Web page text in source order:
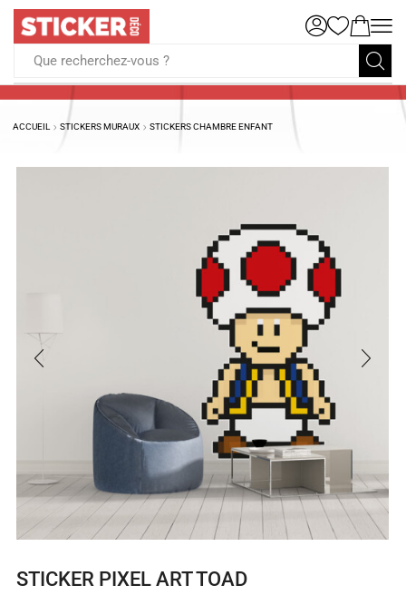
Que recherchez-vous ?
ACCUEIL STICKERS MURAUX STICKERS CHAMBRE ENFANT
STICKER PIXEL ART TOAD